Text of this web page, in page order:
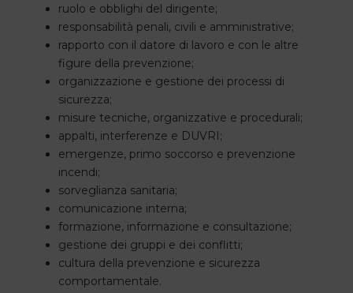
ruolo e obblighi del dirigente;
responsabilità penali, civili e amministrative;
rapporto con il datore di lavoro e con le altre
figure della prevenzione;
organizzazione e gestione dei processi di
sicurezza;
misure tecniche, organizzative e procedurali;
appalti, interferenze e DUVRI;
emergenze, primo soccorso e prevenzione
incendi;
sorveglianza sanitaria;
comunicazione interna;
formazione, informazione e consultazione;
gestione dei gruppi e dei conflitti;
cultura della prevenzione e sicurezza
comportamentale.